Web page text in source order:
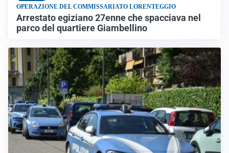
OPERAZIONE DEL COMMISSARIATO LORENTEGGIO
Arrestato egiziano 27enne che spacciava nel
parco del quartiere Giambellino